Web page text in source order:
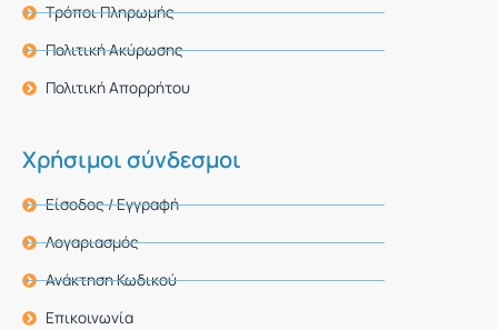
Τρόποι Πληρωμής
Πολιτική Ακύρωσης
Πολιτική Απορρήτου
Χρήσιμοι σύνδεσμοι
Είσοδος / Εγγραφή
Λογαριασμός
Ανάκτηση Κωδικού
Επικοινωνία